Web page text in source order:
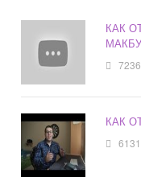
КАК
7236
КАК
6131